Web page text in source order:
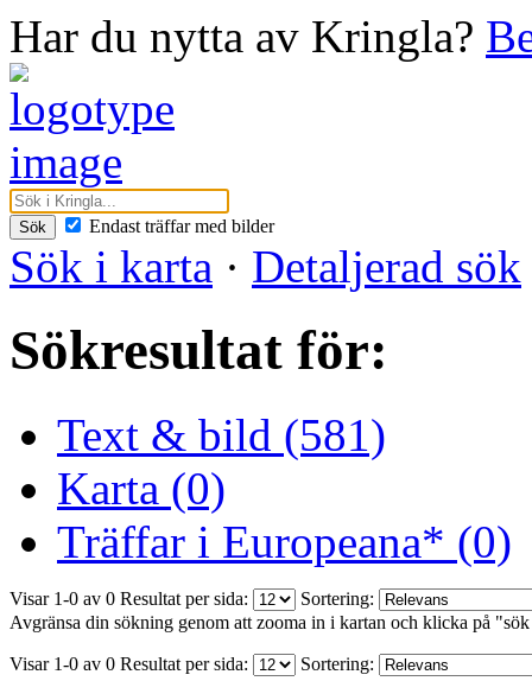
Har du nytta av Kringla?
Sök Endast träffar med bilder
Sök i karta · Detaljerad sök
Sökresultat för:
Text & bild (581)
Karta (0)
Träffar i Europeana* (0)
Visar 1-0 av 0 Resultat per sida:
Sortering:
Avgränsa din sökning genom att zooma in i kartan och klicka på
Visar 1-0 av 0 Resultat per sida: Sortering: